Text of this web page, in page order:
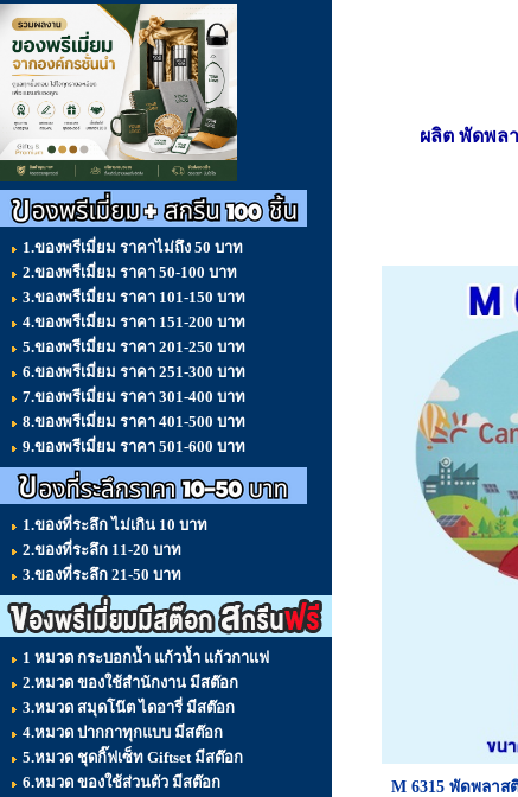
1.ของพรีเมี่ยม ราคาไม่ถึง 50 บาท
2.ของพรีเมี่ยม ราคา 50-100 บาท
3.ของพรีเมี่ยม ราคา 101-150 บาท
4.ของพรีเมี่ยม ราคา 151-200 บาท
5.ของพรีเมี่ยม ราคา 201-250 บาท
6.ของพรีเมี่ยม ราคา 251-300 บาท
7.ของพรีเมี่ยม ราคา 301-400 บาท
8.ของพรีเมี่ยม ราคา 401-500 บาท
9.ของพรีเมี่ยม ราคา 501-600 บาท
1.ของที่ระลึก ไม่เกิน 10 บาท
2.ของที่ระลึก 11-20 บาท
3.ของที่ระลึก 21-50 บาท
1 หมวด กระบอกน้ำ แก้วน้ำ แก้วกาแฟ
2.หมวด ของใช้สำนักงาน มีสต๊อก
3.หมวด สมุดโน๊ต ไดอารี่ มีสต๊อก
4.หมวด ปากกาทุกแบบ มีสต๊อก
5.หมวด ชุดกิ๊ฟเซ็ท Giftset มีสต๊อก
6.หมวด ของใช้ส่วนตัว มีสต๊อก
ผลิต พัดพล
M 6315 พัดพลาส